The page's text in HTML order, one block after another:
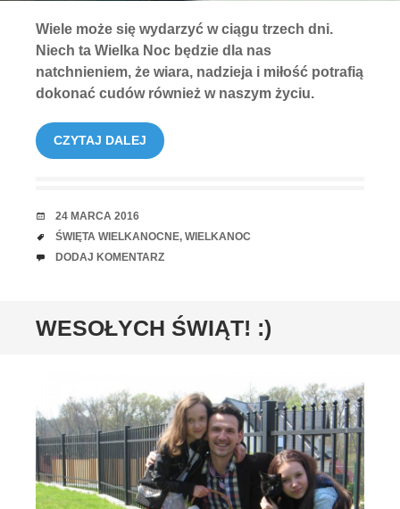
Wiele może się wydarzyć w ciągu trzech dni.
Niech ta Wielka Noc będzie dla nas
natchnieniem, że wiara, nadzieja i miłość potrafią
dokonać cudów również w naszym życiu.
CZYTAJ DALEJ
RANDKA
24 MARCA 2016
TAGI
ŚWIĘTA WIELKANOCNE, WIELKANOC
UWAGI
DODAJ KOMENTARZ
WESOŁYCH ŚWIĄT! :)